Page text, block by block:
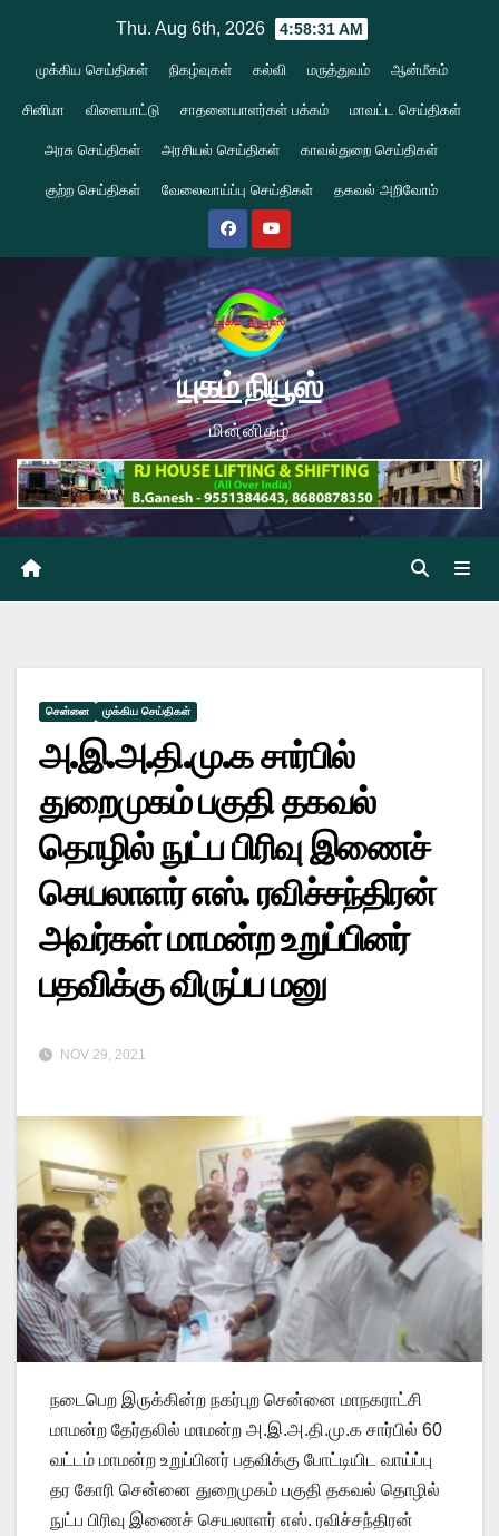
content
Thu. Aug 6th, 2026 4:58:31 AM
முக்கிய செய்திகள் நிகழ்வுகள் கல்வி மருத்துவம் ஆன்மீகம்
சினிமா விளையாட்டு சாதனையாளர்கள் பக்கம் மாவட்ட செய்திகள்
அரசு செய்திகள் அரசியல் செய்திகள் காவல்துறை செய்திகள்
குற்ற செய்திகள் வேலைவாய்ப்பு செய்திகள் தகவல் அறிவோம்
யுகம் நியூஸ்
மின்னிதழ்
சென்னை முக்கிய செய்திகள்
அ.இ.அ.தி.மு.க சார்பில்
துறைமுகம் பகுதி தகவல்
தொழில் நுட்ப பிரிவு இணைச்
செயலாளர் எஸ். ரவிச்சந்திரன்
அவர்கள் மாமன்ற உறுப்பினர்
பதவிக்கு விருப்ப மனு
NOV 29, 2021
நடைபெற இருக்கின்ற நகர்புற சென்னை மாநகராட்சி
மாமன்ற தேர்தலில் மாமன்ற அ.இ.அ.தி.மு.க சார்பில் 60
வட்டம் மாமன்ற உறுப்பினர் பதவிக்கு போட்டியிட வாய்ப்பு
தர கோரி சென்னை துறைமுகம் பகுதி தகவல் தொழில்
நுட்ப பிரிவு இணைச் செயலாளர் எஸ். ரவிச்சந்திரன்